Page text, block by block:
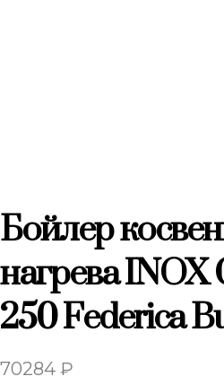
Бойлер
нагрева INOX
250 Federica
70284 ₽